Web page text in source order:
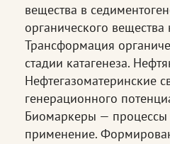
вещества в
органического вещества
Трансформация
стадии катагенеза.
Нефтегазоматеринские
генерационного
Биомаркеры — процессы
применение.